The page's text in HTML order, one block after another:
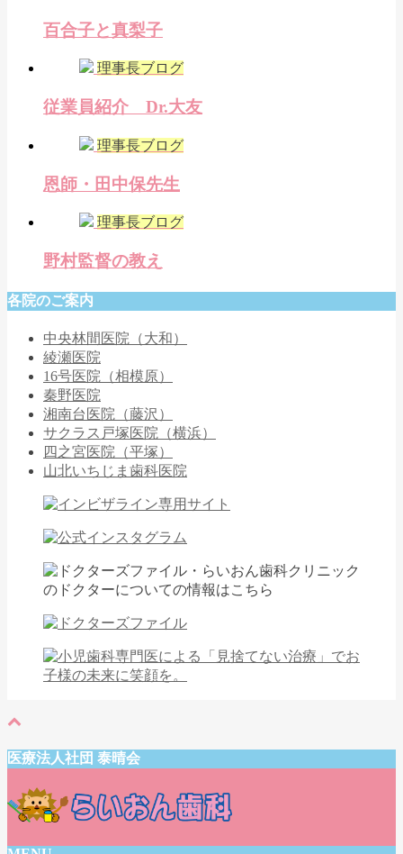
百合子と真梨子
理事長ブログ
従業員紹介 Dr.大友
理事長ブログ
恩師・田中保先生
理事長ブログ
野村監督の教え
各院のご案内
中央林間医院（大和）
綾瀬医院
16号医院（相模原）
秦野医院
湘南台医院（藤沢）
サクラス戸塚医院（横浜）
四之宮医院（平塚）
山北いちじま歯科医院
医療法人社団 泰晴会